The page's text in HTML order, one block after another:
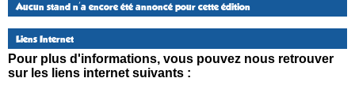
Aucun stand n'a encore été annoncé pour cette édition
Liens Internet
Pour plus d'informations, vous pouvez nous retrouver
sur les liens internet suivants :